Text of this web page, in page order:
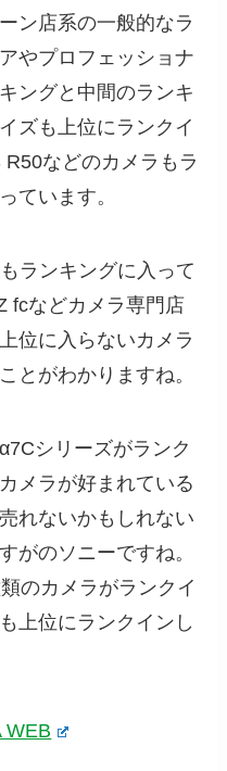
ン店系の一般的なラ
やプロフェッショナ
ングと中間のランキ
ズも上位にランクイ
などのカメラもラ
ています。
ランキングに入って
fcなどカメラ専門店
位に入らないカメラ
とがわかりますね。
シリーズがランク
メラが好まれている
れないかもしれない
がのソニーですね。
のカメラがランクイ
上位にランクインし
WEB